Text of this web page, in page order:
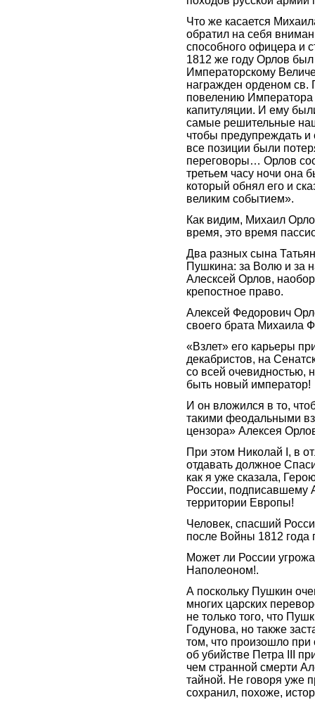
Что же касается
обратил на себя
способного офицера и
1812 же году Орлов
Императорскому
награжден орденом
повелению
капитуляции. И ему
самые решительные
чтобы предупреждать и
все позиции были
переговоры… Орлов
третьем часу ночи она
который обнял его и
великим событием».
Как видим, Михаил
время, это время
Два разных сына
Пушкина: за Волю и за
Алесксей Орлов,
крепостное право.
Алексей Федорович
своего брата Михаила
«Взлет» его карьеры
декабристов, на
со всей очевидностью,
быть новый император!
И он вложился в то,
такими феодальными
цензора» Алексея
При этом Николай I, в
отдавать должное
как я уже сказала,
России, подписавшему
территории Европы!
Человек, спасший
после Войны 1812 года
Может ли России
Наполеоном!.
А поскольку Пушкин
многих царских
не только того, что
Годунова, но также
том, что произошло при
об убийстве Петра III
чем странной смерти
тайной. Не говоря уже
сохранил, похоже,